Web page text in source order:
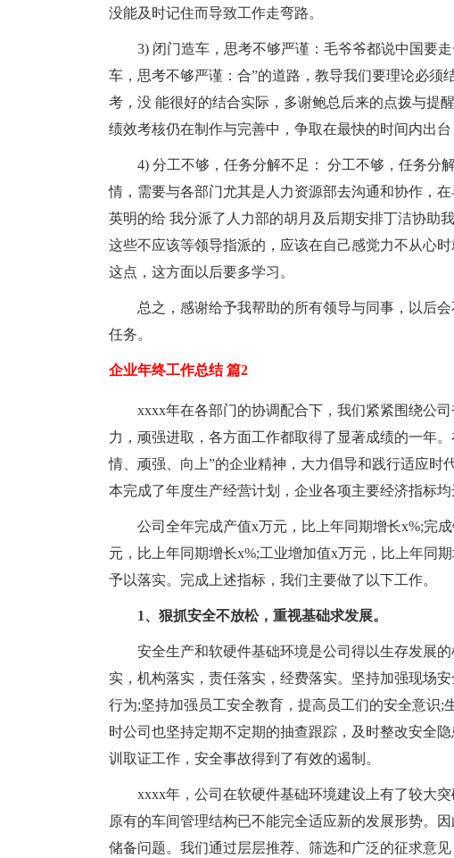
没能及时记住而导致工作走弯路。
3) 闭门造车，思考不够严谨：毛爷爷都说中国要
车，思考不够严谨：合”的道路，教导我们要理论必须
考，没 能很好的结合实际，多谢鲍总后来的点拨与提
绩效考核仍在制作与完善中，争取在最快的时间内出
4) 分工不够，任务分解不足： 分工不够，任务分
情，需要与各部门尤其是人力资源部去沟通和协作，
英明的给 我分派了人力部的胡月及后期安排丁洁协助
这些不应该等领导指派的，应该在自己感觉力不从心
这点，这方面以后要多学习。
总之，感谢给予我帮助的所有领导与同事，以后
任务。
企业年终工作总结 篇2
xxxx年在各部门的协调配合下，我们紧紧围绕公
力，顽强进取，各方面工作都取得了显著成绩的一年
情、顽强、向上”的企业精神，大力倡导和践行适应时
本完成了年度生产经营计划，企业各项主要经济指标均
公司全年完成产值x万元，比上年同期增长x%;完
元，比上年同期增长x%;工业增加值x万元，比上年同
予以落实。完成上述指标，我们主要做了以下工作。
1、狠抓安全不放松，重视基础求发展。
安全生产和软硬件基础环境是公司得以生存发展
实，机构落实，责任落实，经费落实。坚持加强现场
行为;坚持加强员工安全教育，提高员工们的安全意识;
时公司也坚持定期不定期的抽查跟踪，及时整改安全
训取证工作，安全事故得到了有效的遏制。
xxxx年，公司在软硬件基础环境建设上有了较大
原有的车间管理结构已不能完全适应新的发展形势。
储备问题。我们通过层层推荐、筛选和广泛的征求意